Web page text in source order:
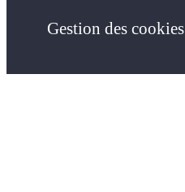
Gestion des cookies